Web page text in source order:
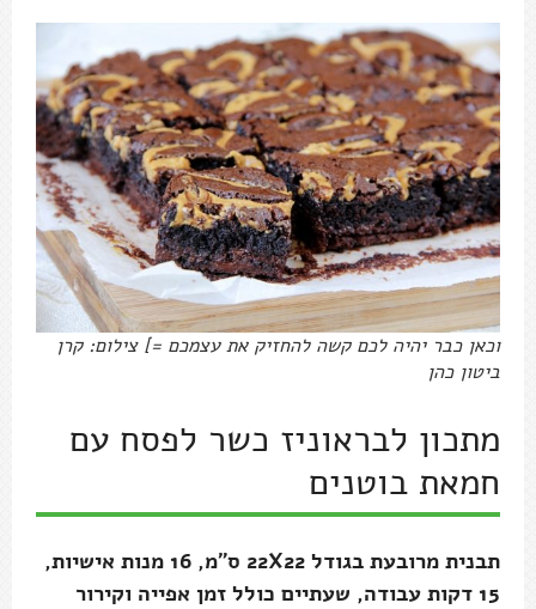
וכאן כבר יהיה לכם קשה להחזיק את עצמכם =] צילום: קרן
ביטון כהן
מתכון לבראוניז כשר לפסח עם
חמאת בוטנים
תבנית מרובעת בגודל 22X22 ס"מ, 16 מנות אישיות,
15 דקות עבודה, שעתיים כולל זמן אפייה וקירור